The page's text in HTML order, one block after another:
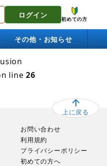
ログイン 初めての方
その他・お知らせ
such file or directory in
line26
上に戻る
お問い合わせ
利用規約
プライバシーポリシー
初めての方へ